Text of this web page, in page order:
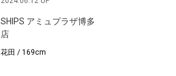
SHIPS アミュプラザ博多
店
花田 / 169cm